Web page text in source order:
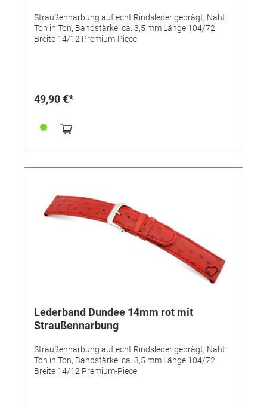
Straußennarbung auf echt Rindsleder geprägt, Naht:
Ton in Ton, Bandstärke: ca. 3,5 mm Länge 104/72
Breite 14/12 Premium-Piece
49,90 €*
Lederband Dundee 14mm rot mit
Straußennarbung
Straußennarbung auf echt Rindsleder geprägt, Naht:
Ton in Ton, Bandstärke: ca. 3,5 mm Länge 104/72
Breite 14/12 Premium-Piece